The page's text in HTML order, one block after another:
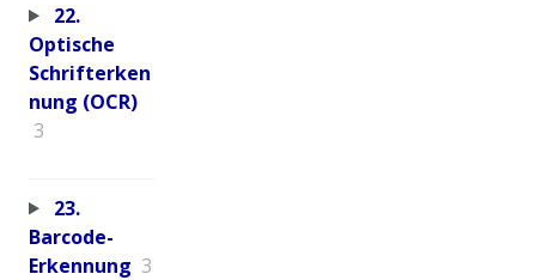
22.
Optische
Schrifterken
nung (OCR)
3
23.
Barcode-
Erkennung 3